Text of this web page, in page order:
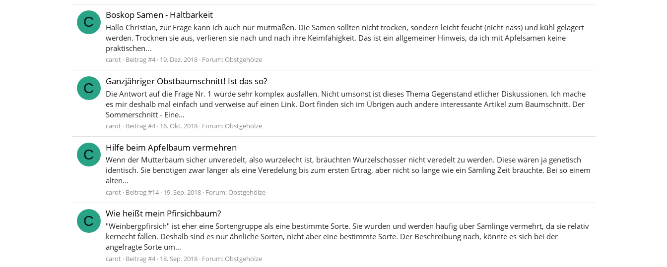
C Boskop Samen - Haltbarkeit
Hallo Christian, zur Frage kann ich auch nur mutmaßen. Die Samen sollten nicht trocken, sondern leicht feucht (nicht nass) und kühl gelagert
werden. Trocknen sie aus, verlieren sie nach und nach ihre Keimfähigkeit. Das ist ein allgemeiner Hinweis, da ich mit Apfelsamen keine
praktischen...
carot Beitrag #4 19. Dez. 2018 Forum: Obstgehölze
C Ganzjähriger Obstbaumschnitt! Ist das so?
Die Antwort auf die Frage Nr. 1 würde sehr komplex ausfallen. Nicht umsonst ist dieses Thema Gegenstand etlicher Diskussionen. Ich mache
es mir deshalb mal einfach und verweise auf einen Link. Dort finden sich im Übrigen auch andere interessante Artikel zum Baumschnitt. Der
Sommerschnitt - Eine...
carot Beitrag #4 16. Okt. 2018 Forum: Obstgehölze
C Hilfe beim Apfelbaum vermehren
Wenn der Mutterbaum sicher unveredelt, also wurzelecht ist, bräuchten Wurzelschosser nicht veredelt zu werden. Diese wären ja genetisch
identisch. Sie benötigen zwar länger als eine Veredelung bis zum ersten Ertrag, aber nicht so lange wie ein Sämling Zeit bräuchte. Bei so einem
alten...
carot Beitrag #14 19. Sep. 2018 Forum: Obstgehölze
C Wie heißt mein Pfirsichbaum?
"Weinbergpfirsich" ist eher eine Sortengruppe als eine bestimmte Sorte. Sie wurden und werden häufig über Sämlinge vermehrt, da sie relativ
kernecht fallen. Deshalb sind es nur ähnliche Sorten, nicht aber eine bestimmte Sorte. Der Beschreibung nach, könnte es sich bei der
angefragte Sorte um...
carot Beitrag #4 18. Sep. 2018 Forum: Obstgehölze